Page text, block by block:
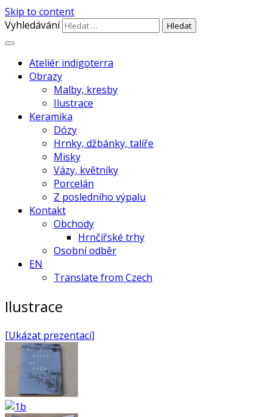
Skip to content
Vyhledávání
Ateliér indigoterra –
Radka Havlíčková
autorská keramika z Chaber |
točená na kruhu a pálená v el. peci,
glazovaná kamenina a porcelán,
malované engobou |
Ateliér indigoterra
Obrazy
Malby, kresby
Ilustrace
Keramika
Dózy
Hrnky, džbánky, talíře
Misky
Vázy, květníky
Porcelán
Z posledního výpalu
Kontakt
Obchody
Hrnčířské trhy
Osobní odběr
EN
Translate from Czech
Ilustrace
[Ukázat prezentaci]